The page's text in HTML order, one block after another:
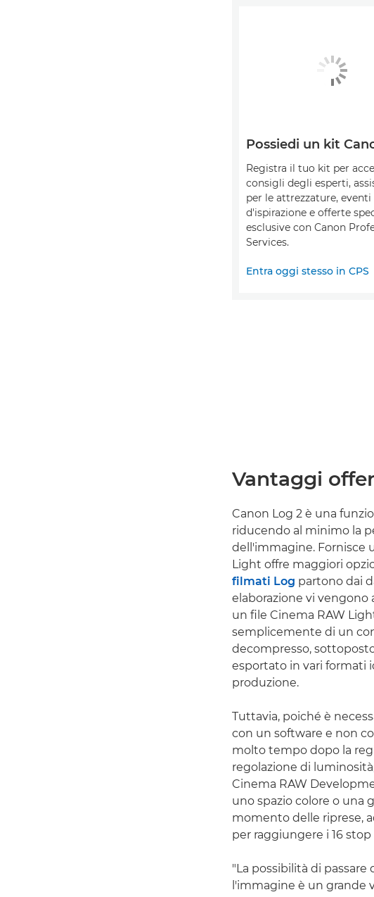
Possiedi un kit
Registra il tuo kit per
consigli degli esperti,
per le attrezzature,
d'ispirazione e offerte
esclusive con Canon
Services.
Entra oggi stesso in CPS
Vantaggi
Canon Log 2 è una
riducendo al minimo la
dell'immagine. Fornisce
Light offre maggiori
filmati Log partono dai
elaborazione vi
un file Cinema RAW
semplicemente di un
decompresso,
esportato in vari formati
produzione.
Tuttavia, poiché è
con un software e non
molto tempo dopo la
regolazione di
Cinema RAW
uno spazio colore o una
momento delle riprese,
per raggiungere i 16
"La possibilità di
l'immagine è un grande